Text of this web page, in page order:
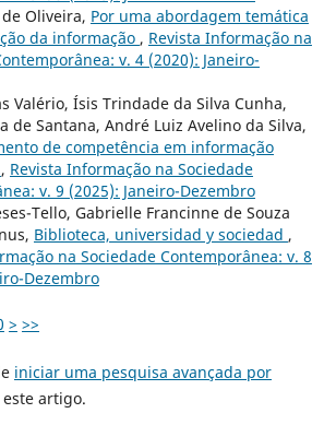
Oliveira, Por uma abordagem temática
da informação , Revista Informação na
v. 4 (2020): Janeiro-
Valério, Ísis Trindade da Silva Cunha,
de Santana, André Luiz Avelino da Silva,
de competência em informação
, Revista Informação na Sociedade
v. 9 (2025): Janeiro-Dezembro
Tello, Gabrielle Francinne de Souza
Biblioteca, universidad y sociedad ,
na Sociedade Contemporânea: v. 8
Dezembro
> >>
iniciar uma pesquisa avançada por
artigo.